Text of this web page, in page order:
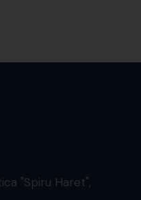
"Spiru Haret",